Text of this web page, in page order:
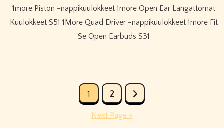
1more Piston -nappikuulokkeet 1more Open Ear Langattomat
Kuulokkeet S51 1More Quad Driver -nappikuulokkeet 1more Fit
Se Open Earbuds S31
1 2
Next Page »